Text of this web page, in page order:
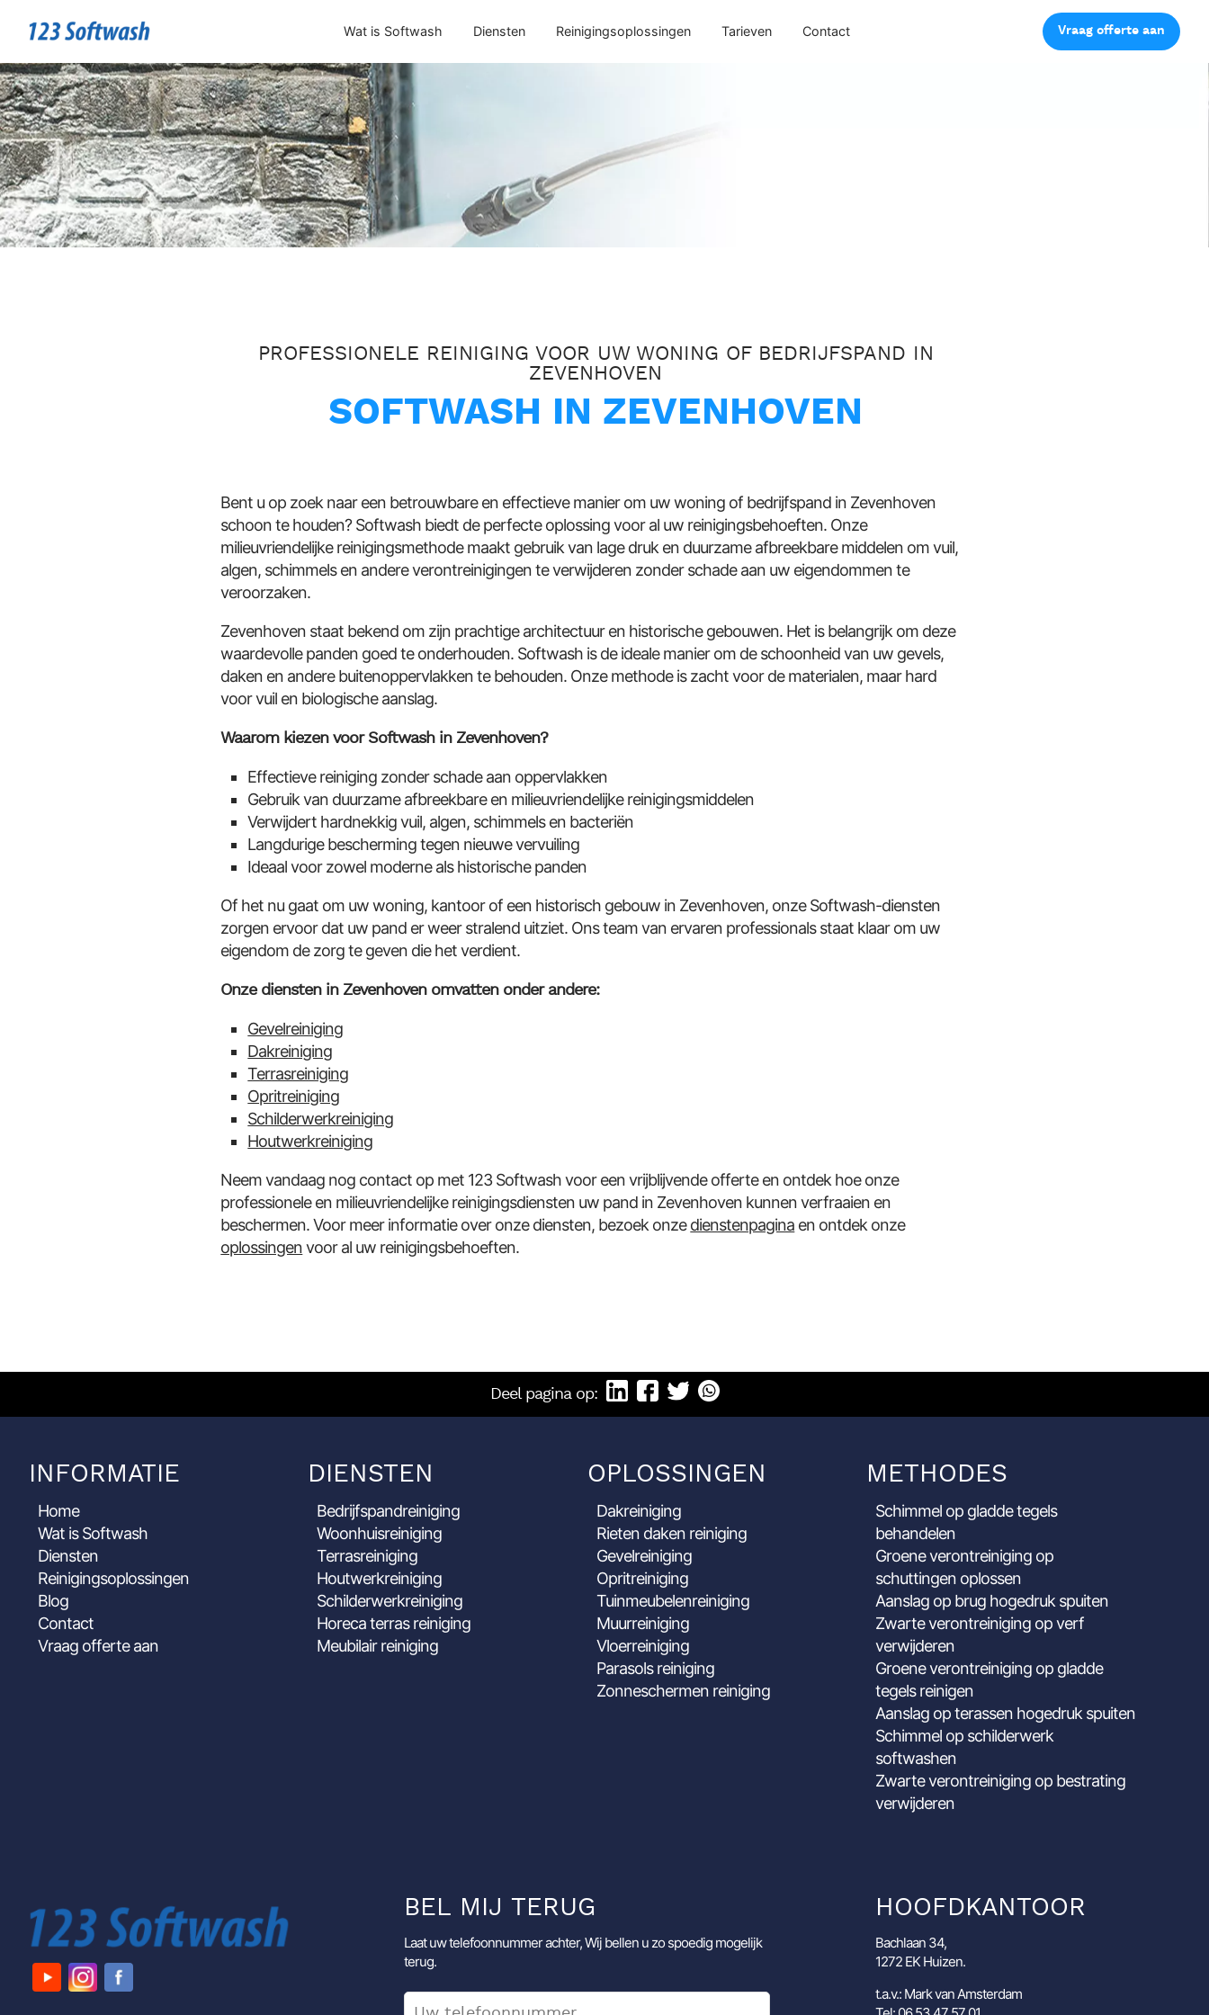
Wat is Softwash Diensten Reinigingsoplossingen Tarieven Contact Vraag offerte aan
PROFESSIONELE REINIGING VOOR UW WONING OF BEDRIJFSPAND IN
ZEVENHOVEN
SOFTWASH IN ZEVENHOVEN
Bent u op zoek naar een betrouwbare en effectieve manier om uw woning of bedrijfspand in Zevenhoven
schoon te houden? Softwash biedt de perfecte oplossing voor al uw reinigingsbehoeften. Onze
milieuvriendelijke reinigingsmethode maakt gebruik van lage druk en duurzame afbreekbare middelen om vuil,
algen, schimmels en andere verontreinigingen te verwijderen zonder schade aan uw eigendommen te
veroorzaken.
Zevenhoven staat bekend om zijn prachtige architectuur en historische gebouwen. Het is belangrijk om deze
waardevolle panden goed te onderhouden. Softwash is de ideale manier om de schoonheid van uw gevels,
daken en andere buitenoppervlakken te behouden. Onze methode is zacht voor de materialen, maar hard
voor vuil en biologische aanslag.
Waarom kiezen voor Softwash in Zevenhoven?
Effectieve reiniging zonder schade aan oppervlakken
Gebruik van duurzame afbreekbare en milieuvriendelijke reinigingsmiddelen
Verwijdert hardnekkig vuil, algen, schimmels en bacteriën
Langdurige bescherming tegen nieuwe vervuiling
Ideaal voor zowel moderne als historische panden
Of het nu gaat om uw woning, kantoor of een historisch gebouw in Zevenhoven, onze Softwash-diensten
zorgen ervoor dat uw pand er weer stralend uitziet. Ons team van ervaren professionals staat klaar om uw
eigendom de zorg te geven die het verdient.
Onze diensten in Zevenhoven omvatten onder andere:
Gevelreiniging
Dakreiniging
Terrasreiniging
Opritreiniging
Schilderwerkreiniging
Houtwerkreiniging
Neem vandaag nog contact op met 123 Softwash voor een vrijblijvende offerte en ontdek hoe onze
professionele en milieuvriendelijke reinigingsdiensten uw pand in Zevenhoven kunnen verfraaien en
beschermen. Voor meer informatie over onze diensten, bezoek onzedienstenpagina en ontdek onze
oplossingenvoor al uw reinigingsbehoeften.
Deel pagina op:
INFORMATIE
Home
Wat is Softwash
Diensten
Reinigingsoplossingen
Blog
Contact
Vraag offerte aan
DIENSTEN
Bedrijfspandreiniging
Woonhuisreiniging
Terrasreiniging
Houtwerkreiniging
Schilderwerkreiniging
Horeca terras reiniging
Meubilair reiniging
OPLOSSINGEN
Dakreiniging
Rieten daken reiniging
Gevelreiniging
Opritreiniging
Tuinmeubelenreiniging
Muurreiniging
Vloerreiniging
Parasols reiniging
Zonneschermen reiniging
METHODES
Schimmel op gladde tegels
behandelen
Groene verontreiniging op
schuttingen oplossen
Aanslag op brug hogedruk spuiten
Zwarte verontreiniging op verf
verwijderen
Groene verontreiniging op gladde
tegels reinigen
Aanslag op terassen hogedruk spuiten
Schimmel op schilderwerk
softwashen
Zwarte verontreiniging op bestrating
verwijderen
BEL MIJ TERUG
Laat uw telefoonnummer achter, Wij bellen u zo spoedig mogelijk
terug.
HOOFDKANTOOR
Bachlaan 34,
1272 EK Huizen.
t.a.v.: Mark van Amsterdam